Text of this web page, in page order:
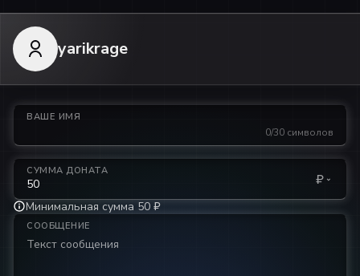
yarikrage
ВАШЕ ИМЯ
0/30 символов
СУММА ДОНАТА ₽
Минимальная сумма 50 ₽
СООБЩЕНИЕ